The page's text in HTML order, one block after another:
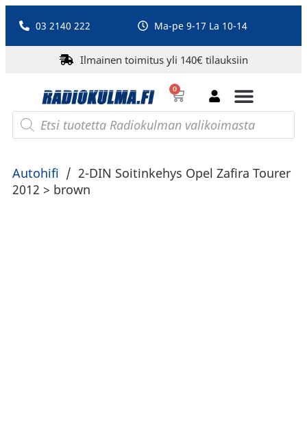
03 2140 222 Ma-pe 9-17 La 10-14
Ilmainen toimitus yli 140€ tilauksiin
0
Autohifi / 2-DIN Soitinkehys Opel Zafira Tourer
2012 > brown